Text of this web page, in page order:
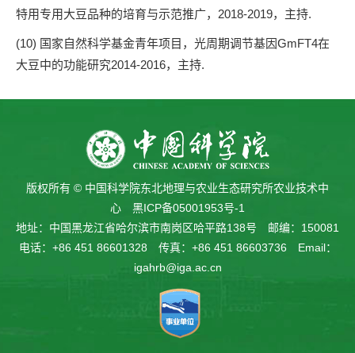
特用专用大豆品种的培育与示范推广，2018-2019，主持.
(10) 国家自然科学基金青年项目，光周期调节基因GmFT4在
大豆中的功能研究2014-2016，主持.
版权所有 © 中国科学院东北地理与农业生态研究所农业技术中
心 黑ICP备05001953号-1
地址：中国黑龙江省哈尔滨市南岗区哈平路138号 邮编：150081
电话：+86 451 86601328 传真：+86 451 86603736 Email：
igahrb@iga.ac.cn